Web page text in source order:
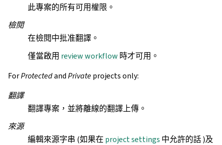
此專案的所有可用權限。
檢閱
在檢閱中批准翻譯。
僅當啟用 review workflow 時才可用。
ForProtectedandPrivateprojects only:
翻譯
翻譯專案，並將離線的翻譯上傳。
來源
編輯來源字串 (如果在 project settings 中允許的話 )及